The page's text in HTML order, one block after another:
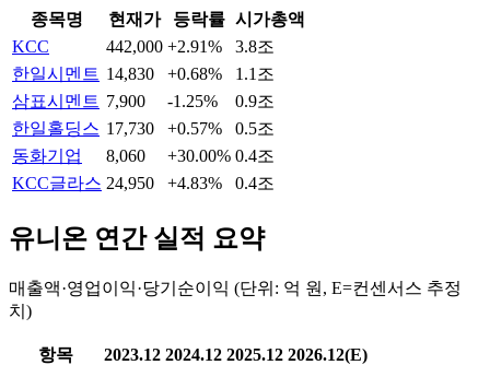
종목명 현재가 등락률 시가총액
KCC
442,000 +2.91%
3.8조
한일시멘트 14,830 +0.68%
1.1조
삼표시멘트 7,900 -1.25%
0.9조
한일홀딩스 17,730 +0.57%
0.5조
동화기업
8,060 +30.00% 0.4조
KCC글라스 24,950 +4.83% 0.4조
유니온 연간 실적 요약
매출액·영업이익·당기순이익 (단위: 억 원, E=컨센서스 추정
치)
항목 2023.12 2024.12 2025.12 2026.12(E)